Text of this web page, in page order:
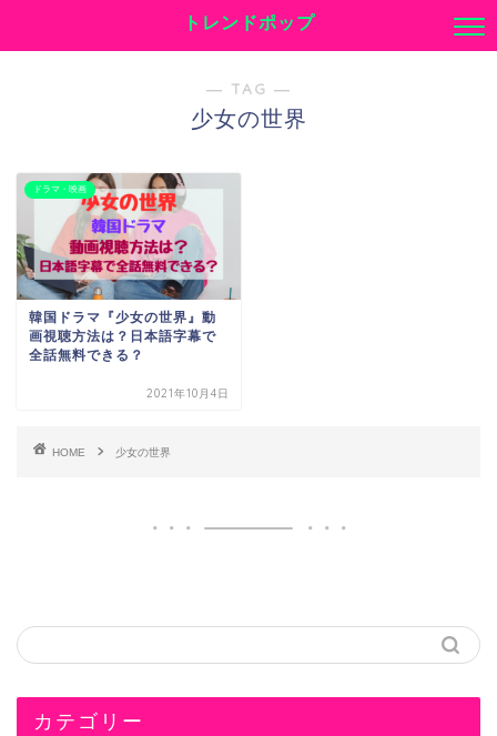
トレンドポップ
― TAG ―
少女の世界
ドラマ・映画
韓国ドラマ『少女の世界』動
画視聴方法は？日本語字幕で
全話無料できる？
2021年10月4日
HOME 少女の世界
カテゴリー